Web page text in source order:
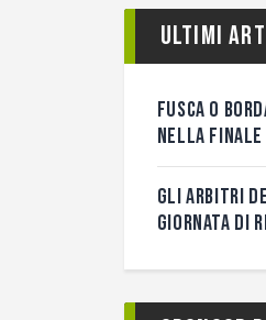
Ultimi
FUSCA O
NELLA
GLI ARBITRI
GIORNATA DI